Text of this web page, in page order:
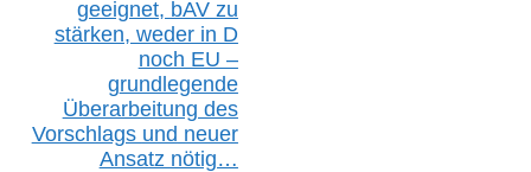
geeignet, bAVzu
stärken, weder in D
noch EU –
grundlegende
Überarbeitung des
Vorschlags und neuer
Ansatz nötig…